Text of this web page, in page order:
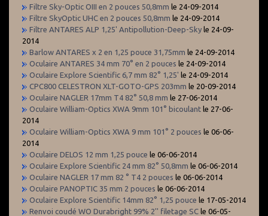
Filtre Sky-Optic OIII en 2 pouces 50,8mm le 24-09-2014
Filtre SkyOptic UHC en 2 pouces 50,8mm le 24-09-2014
Filtre ANTARES ALP 1,25' Antipollution-Deep-Sky le 24-09-
2014
Barlow ANTARES x 2 en 1,25 pouce 31,75mm le 24-09-2014
Oculaire ANTARES 34 mm 70° en 2 pouces le 24-09-2014
Oculaire Explore Scientific 6,7 mm 82° 1,25' le 24-09-2014
CPC800 CELESTRON XLT-GOTO-GPS 203mm le 20-09-2014
Oculaire NAGLER 17mm T4 82° 50,8 mm le 27-06-2014
Oculaire William-Optics XWA 9mm 101° bicoulant le 27-06-
2014
Oculaire William-Optics XWA 9 mm 101° 2 pouces le 06-06-
2014
Oculaire DELOS 12 mm 1,25 pouce le 06-06-2014
Oculaire Explore Scientific 24 mm 82° 50,8mm le 06-06-2014
Oculaire NAGLER 17 mm 82 ° T4 2 pouces le 06-06-2014
Oculaire PANOPTIC 35 mm 2 pouces le 06-06-2014
Oculaire Explore Scientific 14mm 82° 1,25 pouce le 17-05-2014
Renvoi coudé WO Durabright 99% 2'' filetage SC le 06-05-